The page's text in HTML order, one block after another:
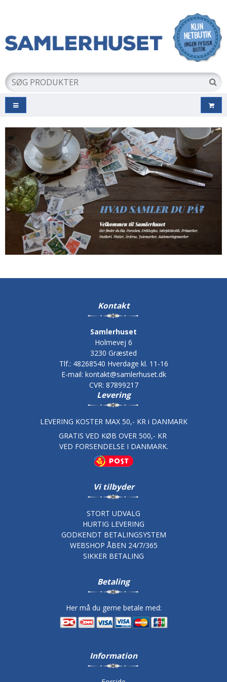
Kontakt
Samlerhuset
Holmevej 6
3230 Græsted
Tlf.: 48268540 Hverdage kl. 11-16
E-mail: kontakt@samlerhuset.dk
CVR: 87899217
Levering
LEVERING KOSTER MAX 50,- KR i DANMARK
GRATIS VED KØB OVER 500,- KR
VED FORSENDELSE I DANMARK.
Vi tilbyder
STORT UDVALG
HURTIG LEVERING
GODKENDT BETALINGSYSTEM
WEBSHOP ÅBEN 24/7/365
SIKKER BETALING
Betaling
Her må du gerne betale med:
Information